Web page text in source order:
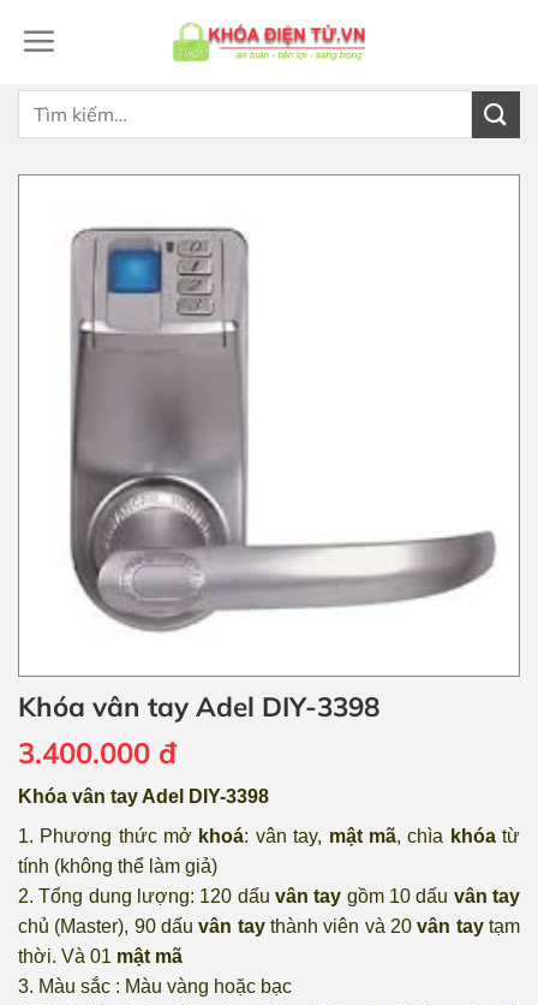
qua
dung
Tìm
Khóa vân tay Adel DIY-3398
3.400.000 đ
Khóa vân tay Adel DIY-3398
1. Phương thức mở khoá: vân tay, mật mã, chìa khóatừ
tính (không thể làm giả)
2. Tổng dung lượng: 120 dấu vân tay gồm 10 dấu vân tay
chủ (Master), 90 dấuvân taythành viên và 20 vân taytạm
thời. Và 01 mật mã
3. Màu sắc : Màu vàng hoặc bạc